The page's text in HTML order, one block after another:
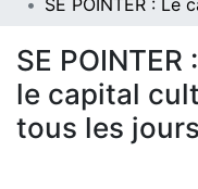
Statistiques
À propos
SE
le capital
tous les jours